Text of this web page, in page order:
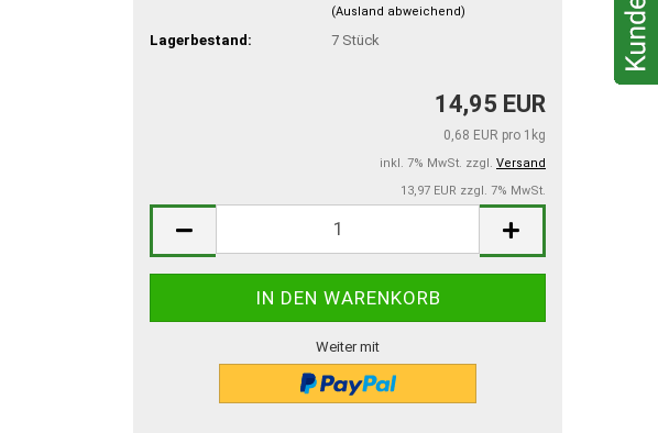
(Ausland abweichend)
Lagerbestand: 7 Stück
14,95 EUR
0,68 EUR pro 1kg
inkl. 7% MwSt. zzgl. Versand
13,97 EUR zzgl. 7% MwSt.
Weiter mit